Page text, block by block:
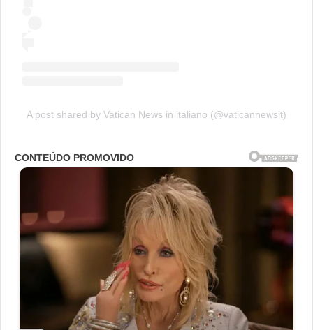
A post shared by Vatican News in italiano (@vaticannewsit)